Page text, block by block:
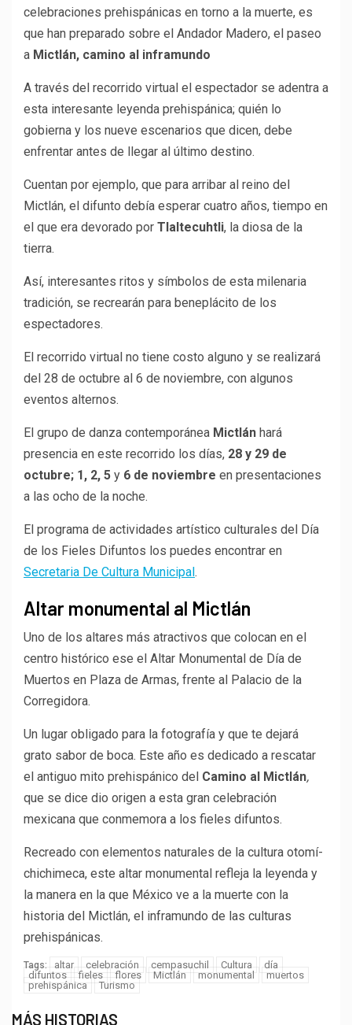
celebraciones prehispánicas en torno a la muerte, es
que han preparado sobre el Andador Madero, el paseo
a Mictlán, camino al inframundo
A través del recorrido virtual el espectador se adentra a
esta interesante leyenda prehispánica; quién lo
gobierna y los nueve escenarios que dicen, debe
enfrentar antes de llegar al último destino.
Cuentan por ejemplo, que para arribar al reino del
Mictlán, el difunto debía esperar cuatro años, tiempo en
el que era devorado por Tlaltecuhtli, la diosa de la
tierra.
Así, interesantes ritos y símbolos de esta milenaria
tradición, se recrearán para beneplácito de los
espectadores.
El recorrido virtual no tiene costo alguno y se realizará
del 28 de octubre al 6 de noviembre, con algunos
eventos alternos.
El grupo de danza contemporánea Mictlán hará
presencia en este recorrido los días, 28 y 29 de
octubre; 1, 2, 5 y 6 de noviembre en presentaciones
a las ocho de la noche.
El programa de actividades artístico culturales del Día
de los Fieles Difuntos los puedes encontrar en
Secretaria De Cultura Municipal .
Altar monumental al Mictlán
Uno de los altares más atractivos que colocan en el
centro histórico ese el Altar Monumental de Día de
Muertos en Plaza de Armas, frente al Palacio de la
Corregidora.
Un lugar obligado para la fotografía y que te dejará
grato sabor de boca. Este año es dedicado a rescatar
el antiguo mito prehispánico del Camino al Mictlán,
que se dice dio origen a esta gran celebración
mexicana que conmemora a los fieles difuntos.
Recreado con elementos naturales de la cultura otomí-
chichimeca, este altar monumental refleja la leyenda y
la manera en la que México ve a la muerte con la
historia del Mictlán, el inframundo de las culturas
prehispánicas.
Tags: altar celebración cempasuchil Cultura
día
difuntos
fieles flores Mictlán monumental
muertos
prehispánica
Turismo
MÁS HISTORIAS